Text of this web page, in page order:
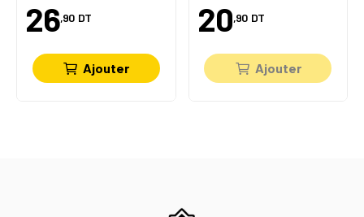
26,90 DT
Ajouter
20,90 DT
Ajouter